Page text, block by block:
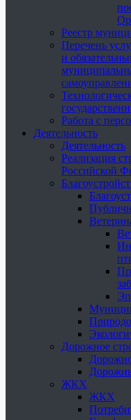
Реестр
Перечень
и
Работа с
Деятельность
Деятельность
Реализация
Российской
Дорожное
ЖКХ
ЖКХ